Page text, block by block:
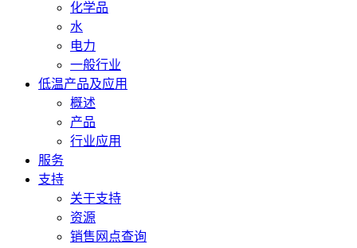
化学品
水
电力
一般行业
低温产品及应用
概述
产品
行业应用
服务
支持
关于支持
资源
销售网点查询